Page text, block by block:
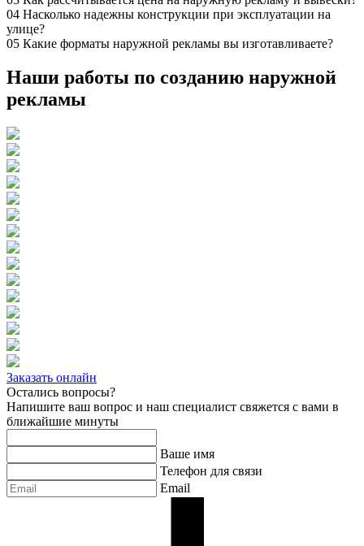
04 Насколько надежны конструкции при эксплуатации на
улице?
05 Какие форматы наружной рекламы вы изготавливаете?
Наши работы по созданию наружной
рекламы
Заказать онлайн
Остались вопросы?
Напишите ваш вопрос и наш специалист свяжется с вами в
ближайшие минуты
Ваше имя
Телефон для связи
Email